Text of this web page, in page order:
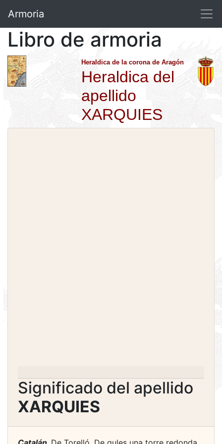
Armoria
Libro de armoria
Heraldica de la corona de Aragón
Heraldica del
apellido
XARQUIES
Significado del apellido
XARQUIES